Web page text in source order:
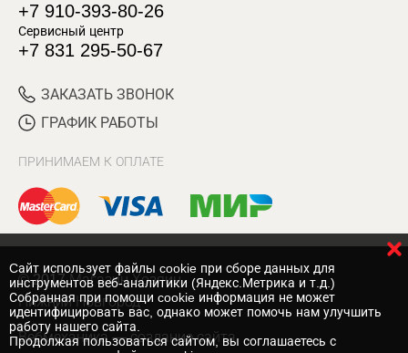
+7 910-393-80-26
Сервисный центр
+7 831 295-50-67
ЗАКАЗАТЬ ЗВОНОК
ГРАФИК РАБОТЫ
ПРИНИМАЕМ К ОПЛАТЕ
© 2017 Магазин Хозяин
Нижний Новгород
Вебмеханика — создание сайта
Cайт использует файлы cookie при сборе данных для
инструментов веб-аналитики (Яндекс.Метрика и т.д.)
Собранная при помощи cookie информация не может
идентифицировать вас, однако может помочь нам улучшить
работу нашего сайта.
Продолжая пользоваться сайтом, вы соглашаетесь с